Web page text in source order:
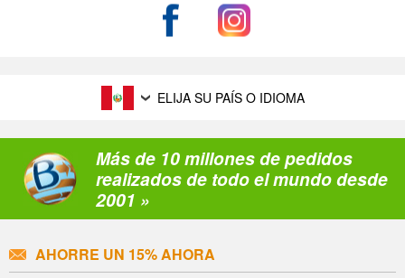
ELIJA SU PAÍS O IDIOMA
Más de 10 millones de pedidos
realizados de todo el mundo desde
2001 »
AHORRE UN 15% AHORA